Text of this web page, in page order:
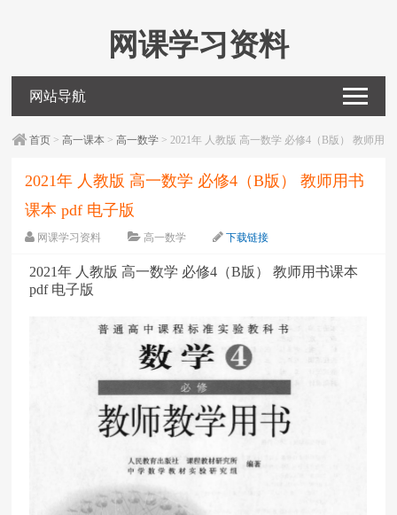
网课学习资料
网站导航
首页 >高一课本 >高一数学 > 2021年 人教版 高一数学 必修4（B版） 教师用
2021年 人教版 高一数学 必修4（B版） 教师用书
课本 pdf 电子版
网课学习资料 高一数学
下载链接
2021年 人教版 高一数学 必修4（B版） 教师用书课本
pdf 电子版